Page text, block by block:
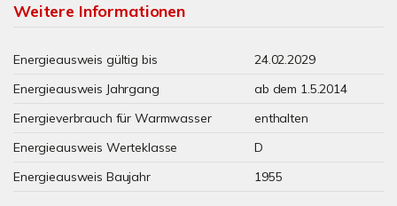
Weitere Informationen
Energieausweis gültig bis
24.02.2029
Energieausweis Jahrgang
ab dem 1.5.2014
Energieverbrauch für Warmwasser
enthalten
Energieausweis Werteklasse
D
Energieausweis Baujahr
1955